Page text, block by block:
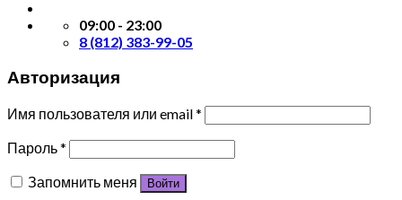
09:00 - 23:00
8 (812) 383-99-05
Авторизация
Имя пользователя или email*
Пароль*
Запомнить меня
Войти